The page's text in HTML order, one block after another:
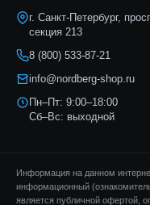
г. Санкт-Петербург,
секция 213
8 (800) 533-87-21
info@nordberg-shop.ru
Пн–Пт: 9:00–18:00
Сб–Вс: выходной
Информация на данном
информационный
является публичной офертой,